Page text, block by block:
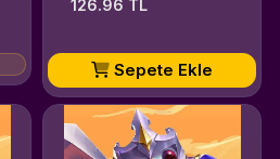
126.96 TL
Sepete Ekle